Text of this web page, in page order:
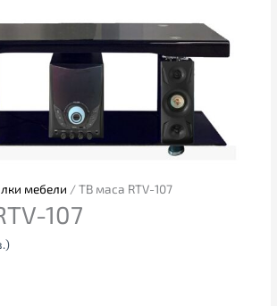
мебели / ТВ маса RTV-107
107